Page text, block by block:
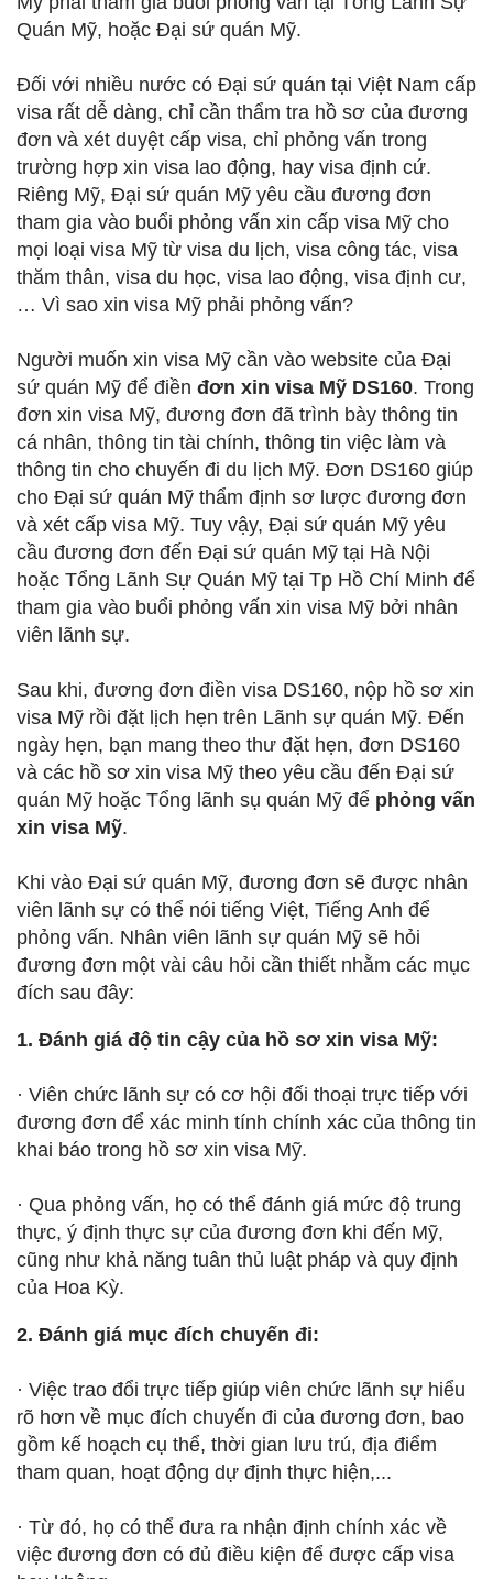
Quán Mỹ, hoặc Đại sứ quán Mỹ.
Đối với nhiều nước có Đại sứ quán tại Việt Nam cấp
visa rất dễ dàng, chỉ cần thẩm tra hồ sơ của đương
đơn và xét duyệt cấp visa, chỉ phỏng vấn trong
trường hợp xin visa lao động, hay visa định cứ.
Riêng Mỹ, Đại sứ quán Mỹ yêu cầu đương đơn
tham gia vào buổi phỏng vấn xin cấp visa Mỹ cho
mọi loại visa Mỹ từ visa du lịch, visa công tác, visa
thăm thân, visa du học, visa lao động, visa định cư,
… Vì sao xin visa Mỹ phải phỏng vấn?
Người muốn xin visa Mỹ cần vào website của Đại
sứ quán Mỹ để điền đơn xin visa Mỹ DS160. Trong
đơn xin visa Mỹ, đương đơn đã trình bày thông tin
cá nhân, thông tin tài chính, thông tin việc làm và
thông tin cho chuyến đi du lịch Mỹ. Đơn DS160 giúp
cho Đại sứ quán Mỹ thẩm định sơ lược đương đơn
và xét cấp visa Mỹ. Tuy vậy, Đại sứ quán Mỹ yêu
cầu đương đơn đến Đại sứ quán Mỹ tại Hà Nội
hoặc Tổng Lãnh Sự Quán Mỹ tại Tp Hồ Chí Minh để
tham gia vào buổi phỏng vấn xin visa Mỹ bởi nhân
viên lãnh sự.
Sau khi, đương đơn điền visa DS160, nộp hồ sơ xin
visa Mỹ rồi đặt lịch hẹn trên Lãnh sự quán Mỹ. Đến
ngày hẹn, bạn mang theo thư đặt hẹn, đơn DS160
và các hồ sơ xin visa Mỹ theo yêu cầu đến Đại sứ
quán Mỹ hoặc Tổng lãnh sụ quán Mỹ để phỏng vấn
xin visa Mỹ.
Khi vào Đại sứ quán Mỹ, đương đơn sẽ được nhân
viên lãnh sự có thể nói tiếng Việt, Tiếng Anh để
phỏng vấn. Nhân viên lãnh sự quán Mỹ sẽ hỏi
đương đơn một vài câu hỏi cần thiết nhằm các mục
đích sau đây:
1. Đánh giá độ tin cậy của hồ sơ xin visa Mỹ:
· Viên chức lãnh sự có cơ hội đối thoại trực tiếp với
đương đơn để xác minh tính chính xác của thông tin
khai báo trong hồ sơ xin visa Mỹ.
· Qua phỏng vấn, họ có thể đánh giá mức độ trung
thực, ý định thực sự của đương đơn khi đến Mỹ,
cũng như khả năng tuân thủ luật pháp và quy định
của Hoa Kỳ.
2. Đánh giá mục đích chuyến đi:
· Việc trao đổi trực tiếp giúp viên chức lãnh sự hiểu
rõ hơn về mục đích chuyến đi của đương đơn, bao
gồm kế hoạch cụ thể, thời gian lưu trú, địa điểm
tham quan, hoạt động dự định thực hiện,...
· Từ đó, họ có thể đưa ra nhận định chính xác về
việc đương đơn có đủ điều kiện để được cấp visa